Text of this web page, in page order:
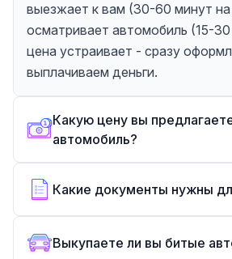
выезжает к вам (30-60 минут на
осматривает автомобиль (15-
цена устраивает - сразу
выплачиваем деньги.
Какую цену вы
автомобиль?
Какие документы нужны
Выкупаете ли вы битые